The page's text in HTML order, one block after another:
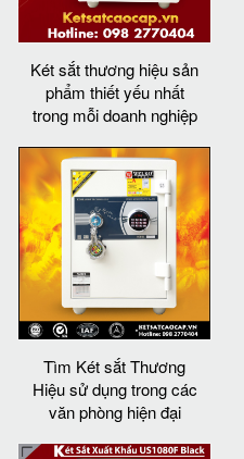
Két sắt thương hiệu sản
phẩm thiết yếu nhất
trong mỗi doanh nghiệp
Tìm Két sắt Thương
Hiệu sử dụng trong các
văn phòng hiện đại